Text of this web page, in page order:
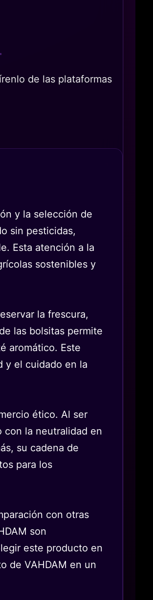
de las plataformas
y la selección de
sin pesticidas,
Esta atención a la
sostenibles y
la frescura,
las bolsitas permite
aromático. Este
y el cuidado en la
ético. Al ser
con la neutralidad en
su cadena de
para los
con otras
son
este producto en
de VAHDAM en un